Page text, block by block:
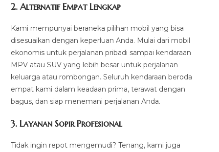
2. Alternatif Empat Lengkap
Kami mempunyai beraneka pilihan mobil yang bisa
disesuaikan dengan keperluan Anda. Mulai dari mobil
ekonomis untuk perjalanan pribadi sampai kendaraan
MPV atau SUV yang lebih besar untuk perjalanan
keluarga atau rombongan. Seluruh kendaraan beroda
empat kami dalam keadaan prima, terawat dengan
bagus, dan siap menemani perjalanan Anda.
3.Layanan Sopir Profesional
Tidak ingin repot mengemudi? Tenang, kami juga